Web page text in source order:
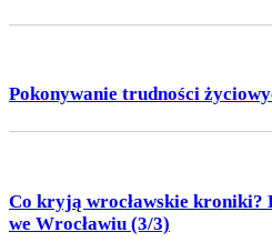
Pokonywanie trudności
Co kryją wrocławskie
we Wrocławiu (3/3)